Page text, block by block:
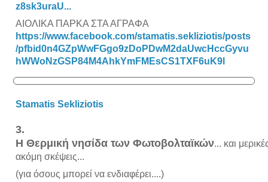
z8sk3uraU...
ΑΙΟΛΙΚΑ ΠΑΡΚΑ ΣΤΑ ΑΓΡΑΦΑ
https://www.facebook.com/stamatis.sekliziotis/posts
/pfbid0n4GZpWwFGgo9zDoPDwM2daUwcHccGyvu
hWWoNzGSP84M4AhkYmFMEsCS1TXF6uK9l
Stamatis Sekliziotis
3.
Η Θερμική νησίδα των Φωτοβολταϊκών... και
ακόμη σκέψεις...
(για όσους μπορεί να ενδιαφέρει....)